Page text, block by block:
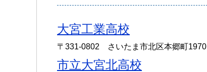
大宮工業高校
〒331-0802 さいたま市北区本郷町1970
市立大宮北高校